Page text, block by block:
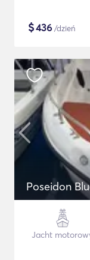
$436 /dzień
Poseidon
Jacht